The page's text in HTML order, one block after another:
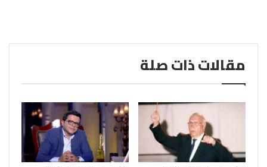
مقالات ذات صلة